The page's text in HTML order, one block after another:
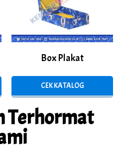
Box Plakat
CEK KATALOG
Terhormat